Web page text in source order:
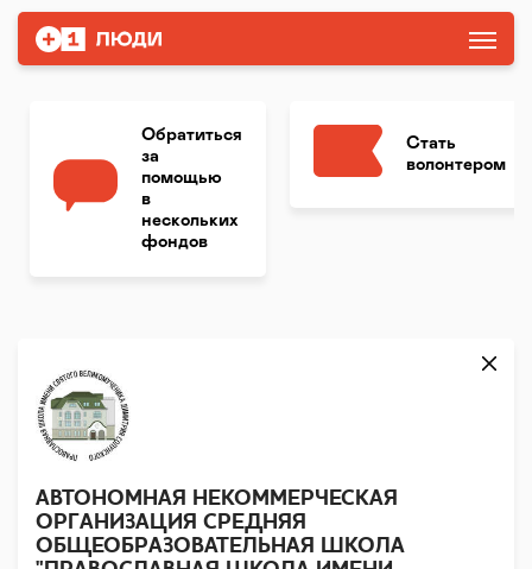
Обратиться
за
помощью
в
нескольких
фондов
Стать
волонтером
АВТОНОМНАЯ НЕКОММЕРЧЕСКАЯ
ОРГАНИЗАЦИЯ СРЕДНЯЯ
ОБЩЕОБРАЗОВАТЕЛЬНАЯ ШКОЛА